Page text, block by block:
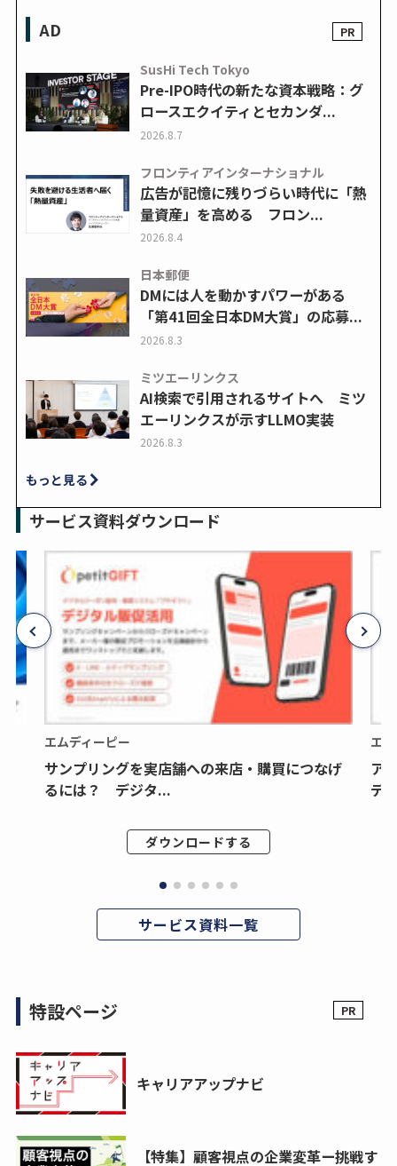
AD
SusHi Tech Tokyo
Pre-IPO時代の新たな資本戦略：グ
ロースエクイティとセカンダ...
2026.8.7
フロンティアインターナショナル
広告が記憶に残りづらい時代に「熱
量資産」を高める フロン...
2026.8.4
日本郵便
DMには人を動かすパワーがある
「第41回全日本DM大賞」の応募...
2026.8.3
ミツエーリンクス
AI検索で引用されるサイトへ ミツ
エーリンクスが示すLLMO実装
2026.8.3
もっと見る
サービス資料ダウンロード
エムディーピー
サンプリングを実店舗への来店・購買につなげ
るには？ デジタ...
ダウンロードする
エ
ア
デ
サービス資料一覧
特設ページ
キャリアアップナビ
【特集】顧客視点の企業変革ー挑戦す